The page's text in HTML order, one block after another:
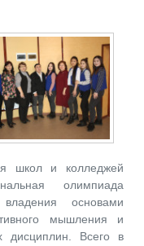
школ и колледжей
олимпиада
основами
мышления и
дисциплин. Всего в